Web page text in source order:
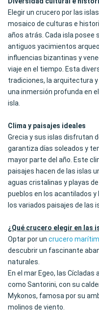
Elegir un crucero por las
mosaico de culturas e
años atrás. Cada isla posee
antiguos yacimientos
influencias bizantinas y
viaje en el tiempo. Esta
tradiciones, la arquitectura
una inmersión profunda en
isla.
Clima y paisajes ideales
Grecia y sus islas disfrutan
garantiza días soleados y
mayor parte del año. Este
paisajes hacen de las islas
aguas cristalinas y playas
pueblos en los acantilados
los variados paisajes de las
¿Qué crucero elegir en las
Optar por un crucero
descubrir un fascinante
naturales.
En el mar Egeo, las
como Santorini, con su
Mykonos, famosa por su
molinos de viento.